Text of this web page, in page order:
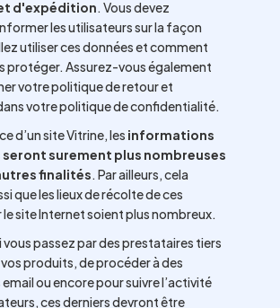
d'expédition. Vous devez
les utilisateurs sur la façon
utiliser ces données et comment
protéger. Assurez-vous également
votre politique de retour et
votre politique de confidentialité.
d’un site Vitrine, les informations
surement plus nombreuses
finalités. Par ailleurs, cela
que les lieux de récolte de ces
le site Internet soient plus nombreux.
passez par des prestataires tiers
produits, de procéder à des
ou encore pour suivre l’activité
ces derniers devront être